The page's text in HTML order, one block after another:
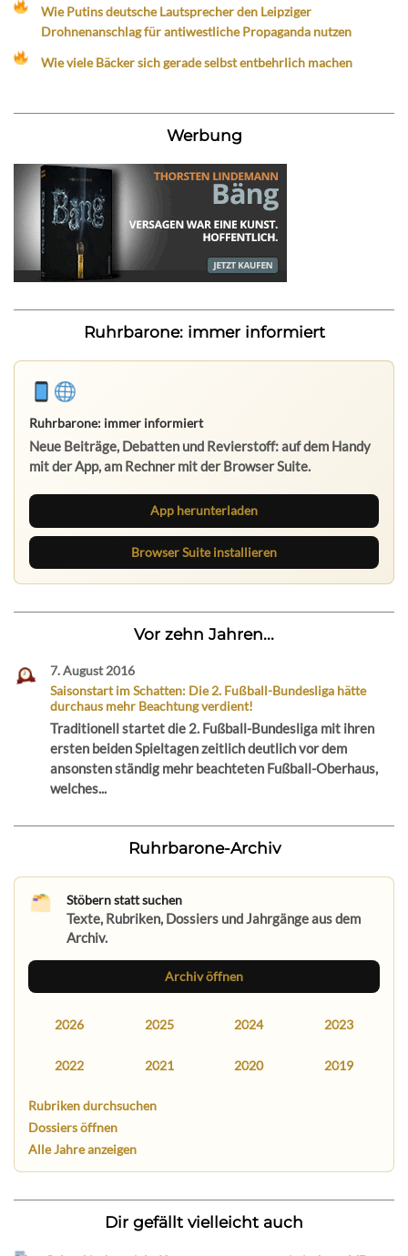
Wie Putins deutsche Lautsprecher den Leipziger
Drohnenanschlag für antiwestliche Propaganda nutzen
Wie viele Bäcker sich gerade selbst entbehrlich machen
Werbung
Ruhrbarone: immer informiert
Ruhrbarone: immer informiert
Neue Beiträge, Debatten und Revierstoff: auf dem Handy
mit der App, am Rechner mit der Browser Suite.
App herunterladen
Browser Suite installieren
Vor zehn Jahren...
7. August 2016
Saisonstart im Schatten: Die 2. Fußball-Bundesliga hätte
durchaus mehr Beachtung verdient!
Traditionell startet die 2. Fußball-Bundesliga mit ihren
ersten beiden Spieltagen zeitlich deutlich vor dem
ansonsten ständig mehr beachteten Fußball-Oberhaus,
welches...
Ruhrbarone-Archiv
Stöbern statt suchen
Texte, Rubriken, Dossiers und Jahrgänge aus dem
Archiv.
Archiv öffnen
2026 2025 2024 2023
2022 2021 2020 2019
Rubriken durchsuchen
Dossiers öffnen
Alle Jahre anzeigen
Dir gefällt vielleicht auch